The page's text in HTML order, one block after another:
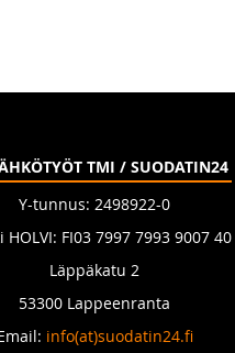
TMI / SUODATIN24
Y-tunnus: 2498922-0
HOLVI: FI03 7997 7993 9007 40
Läppäkatu 2
53300 Lappeenranta
info(at)suodatin24.fi